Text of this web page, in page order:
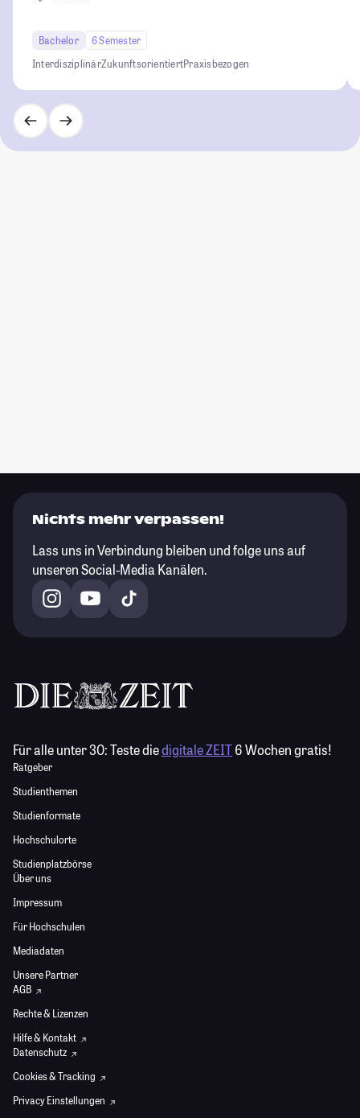
Bachelor
6 Semester
InterdisziplinärZukunftsorientiertPraxisbezogen
Nichts mehr verpassen!
Lass uns in Verbindung bleiben und folge uns auf
unseren Social-Media Kanälen.
Für alle unter 30:Teste diedigitale ZEIT6 Wochen gratis!
Ratgeber
Studienthemen
Studienformate
Hochschulorte
Studienplatzbörse
Über uns
Impressum
Für Hochschulen
Mediadaten
Unsere Partner
AGB
Rechte & Lizenzen
Hilfe & Kontakt
Datenschutz
Cookies & Tracking
Privacy Einstellungen